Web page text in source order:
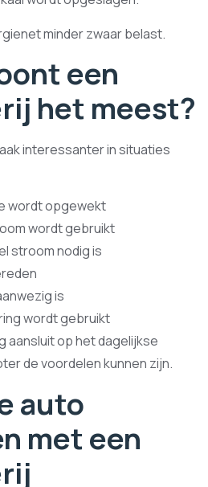
minder zwaar belast.
een
het meest?
interessanter in situaties
wordt opgewekt
wordt gebruikt
stroom nodig is
is
wordt gebruikt
aansluit op het dagelijkse
de voordelen kunnen zijn.
auto
met een